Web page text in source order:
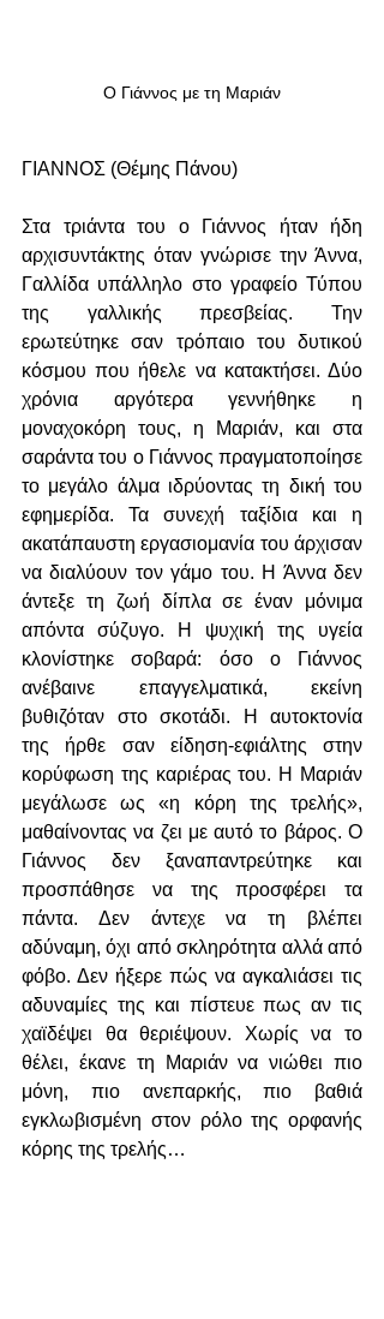
Ο Γιάννος με τη Μαριάν
ΓΙΑΝΝΟΣ (Θέμης Πάνου)
Στα τριάντα του ο Γιάννος ήταν ήδη
αρχισυντάκτης όταν γνώρισε την Άννα,
Γαλλίδα υπάλληλο στο γραφείο Τύπου
της γαλλικής πρεσβείας. Την
ερωτεύτηκε σαν τρόπαιο του δυτικού
κόσμου που ήθελε να κατακτήσει. Δύο
χρόνια αργότερα γεννήθηκε η
μοναχοκόρη τους, η Μαριάν, και στα
σαράντα του ο Γιάννος πραγματοποίησε
το μεγάλο άλμα ιδρύοντας τη δική του
εφημερίδα. Τα συνεχή ταξίδια και η
ακατάπαυστη εργασιομανία του άρχισαν
να διαλύουν τον γάμο του. Η Άννα δεν
άντεξε τη ζωή δίπλα σε έναν μόνιμα
απόντα σύζυγο. Η ψυχική της υγεία
κλονίστηκε σοβαρά: όσο ο Γιάννος
ανέβαινε επαγγελματικά, εκείνη
βυθιζόταν στο σκοτάδι. Η αυτοκτονία
της ήρθε σαν είδηση-εφιάλτης στην
κορύφωση της καριέρας του. Η Μαριάν
μεγάλωσε ως «η κόρη της τρελής»,
μαθαίνοντας να ζει με αυτό το βάρος. Ο
Γιάννος δεν ξαναπαντρεύτηκε και
προσπάθησε να της προσφέρει τα
πάντα. Δεν άντεχε να τη βλέπει
αδύναμη, όχι από σκληρότητα αλλά από
φόβο. Δεν ήξερε πώς να αγκαλιάσει τις
αδυναμίες της και πίστευε πως αν τις
χαϊδέψει θα θεριέψουν. Χωρίς να το
θέλει, έκανε τη Μαριάν να νιώθει πιο
μόνη, πιο ανεπαρκής, πιο βαθιά
εγκλωβισμένη στον ρόλο της ορφανής
κόρης της τρελής…